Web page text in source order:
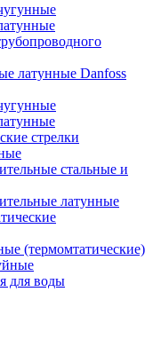
латунные Danfoss
стрелки
стальные и
латунные
(термомтатические)
для воды